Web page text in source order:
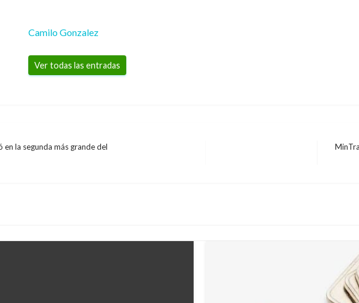
Camilo Gonzalez
Ver todas las entradas
la segunda más grande del